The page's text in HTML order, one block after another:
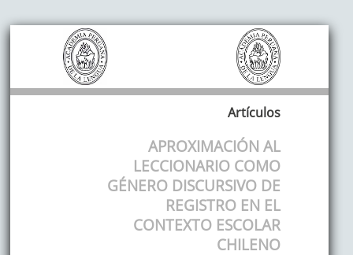
Artículos
APROXIMACIÓN AL
LECCIONARIO COMO
GÉNERO DISCURSIVO DE
REGISTRO EN EL
CONTEXTO ESCOLAR
CHILENO